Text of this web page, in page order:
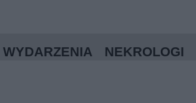
WYDARZENIA NEKROLOGI